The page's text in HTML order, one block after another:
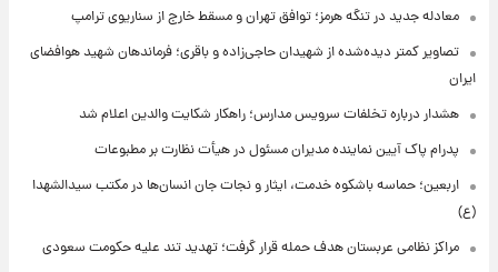
معادله جدید در تنگه هرمز؛ توافق تهران و مسقط خارج از سناریوی ترامپ
تصاویر کمتر دیده‌شده از شهیدان حاجی‌زاده و باقری؛ فرماندهان شهید هوافضای
ایران
هشدار درباره تخلفات سرویس مدارس؛ راهکار شکایت والدین اعلام شد
پدرام پاک آیین نماینده مدیران مسئول در هیأت نظارت بر مطبوعات
اربعین؛ حماسه باشکوه خدمت، ایثار و نجات جان انسان‌ها در مکتب سیدالشهدا
(ع)
مراکز نظامی عربستان هدف حمله قرار گرفت؛ تهدید تند علیه حکومت سعودی